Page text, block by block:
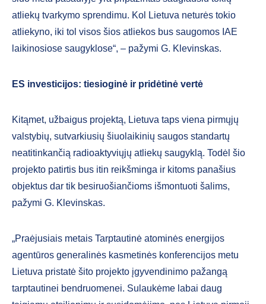
atliekų tvarkymo sprendimu. Kol Lietuva neturės tokio
atliekyno, iki tol visos šios atliekos bus saugomos IAE
laikinosiose saugyklose“, – pažymi G. Klevinskas.
ES investicijos: tiesioginė ir pridėtinė vertė
Kitąmet, užbaigus projektą, Lietuva taps viena pirmųjų
valstybių, sutvarkiusių šiuolaikinių saugos standartų
neatitinkančią radioaktyviųjų atliekų saugyklą. Todėl šio
projekto patirtis bus itin reikšminga ir kitoms panašius
objektus dar tik besiruošiančioms išmontuoti šalims,
pažymi G. Klevinskas.
„Praėjusiais metais Tarptautinė atominės energijos
agentūros generalinės kasmetinės konferencijos metu
Lietuva pristatė šito projekto įgyvendinimo pažangą
tarptautinei bendruomenei. Sulaukėme labai daug